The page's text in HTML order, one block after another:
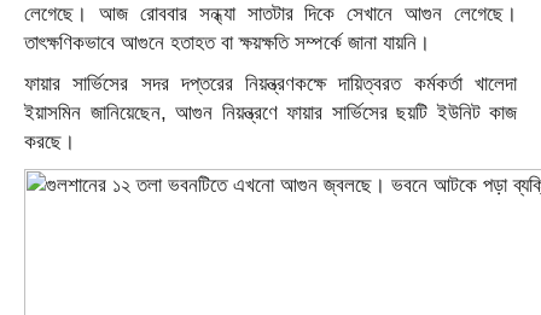
লেগেছে। আজ রোববার সন্ধ্যা সাতটার দিকে সেখানে আগুন লেগেছে।
তাৎক্ষণিকভাবে আগুনে হতাহত বা ক্ষয়ক্ষতি সম্পর্কে জানা যায়নি।
ফায়ার সার্ভিসের সদর দপ্তরের নিয়ন্ত্রণকক্ষে দায়িত্বরত কর্মকর্তা খালেদা
ইয়াসমিন জানিয়েছেন, আগুন নিয়ন্ত্রণে ফায়ার সার্ভিসের ছয়টি ইউনিট কাজ
করছে।